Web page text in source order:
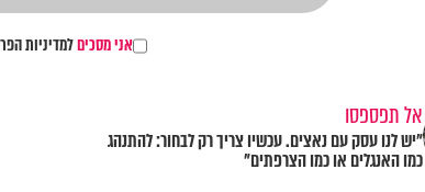
אני מסכיםלמדיניות
אל תפספסו
"יש לנו עסק עם נאצים. עכשיו צריך רק לבחור: להתנהג
כמו האנגלים או כמו הצרפתים"